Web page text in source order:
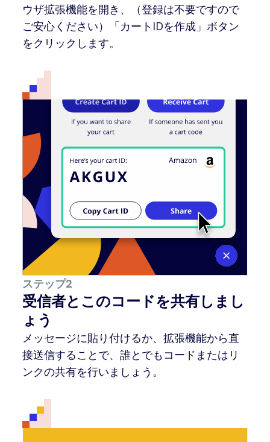
ウザ拡張機能を開き、（登録は不要ですので
ご安心ください）「カートIDを作成」ボタン
をクリックします。
ステップ2
受信者とこのコードを共有しまし
ょう
メッセージに貼り付けるか、拡張機能から直
接送信することで、誰とでもコードまたはリ
ンクの共有を行いましょう。